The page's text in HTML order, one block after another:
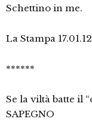
Schettino in me.
La Stampa 17.01.12
******
Se la viltà batte il
SAPEGNO